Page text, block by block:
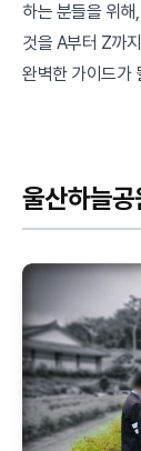
하는 분들을 위해
것을 A부터 Z까
완벽한 가이드가
울산하늘공